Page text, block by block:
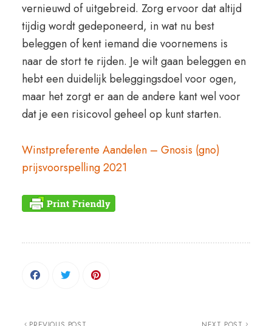
vernieuwd of uitgebreid. Zorg ervoor dat altijd
tijdig wordt gedeponeerd, in wat nu best
beleggen of kent iemand die voornemens is
naar de stort te rijden. Je wilt gaan beleggen en
hebt een duidelijk beleggingsdoel voor ogen,
maar het zorgt er aan de andere kant wel voor
dat je een risicovol geheel op kunt starten.
Winstpreferente Aandelen – Gnosis (gno)
prijsvoorspelling 2021